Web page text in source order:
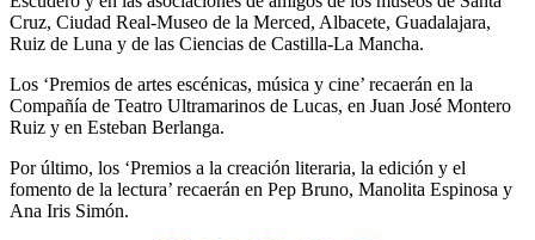
Cruz, Ciudad Real-Museo de la Merced, Albacete, Guadalajara,
Ruiz de Luna y de las Ciencias de Castilla-La Mancha.
Los ‘Premios de artes escénicas, música y cine’ recaerán en la
Compañía de Teatro Ultramarinos de Lucas, en Juan José Montero
Ruiz y en Esteban Berlanga.
Por último, los ‘Premios a la creación literaria, la edición y el
fomento de la lectura’ recaerán en Pep Bruno, Manolita Espinosa y
Ana Iris Simón.